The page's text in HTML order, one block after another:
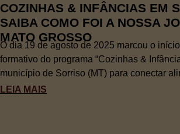
COZINHAS & INFÂNCIAS EM
SAIBA COMO FOI A NOSSA
MATO GROSSO
O dia 19 de agosto de 2025 marcou o
formativo do programa “Cozinhas &
município de Sorriso (MT) para conectar
LEIA MAIS